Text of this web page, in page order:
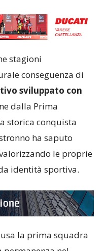
conseguenza di
sviluppato con
dalla Prima
la prima squadra